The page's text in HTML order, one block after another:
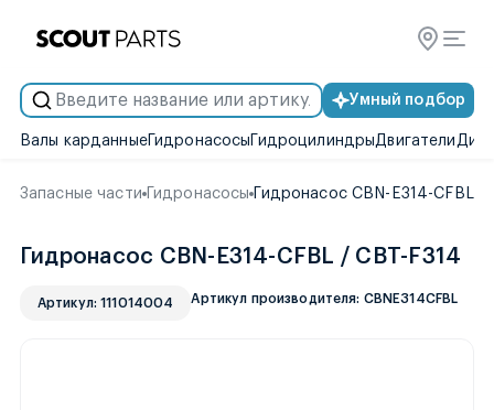
Умный подбор
Валы карданныеГидронасосы ГидроцилиндрыДвигатели
Запасные части Гидронасосы Гидронасос CBN-E314-CFBL /
Гидронасос CBN-E314-CFBL / CBT-F314
Артикул: 111014004 Артикул производителя: CBNE314CFBL